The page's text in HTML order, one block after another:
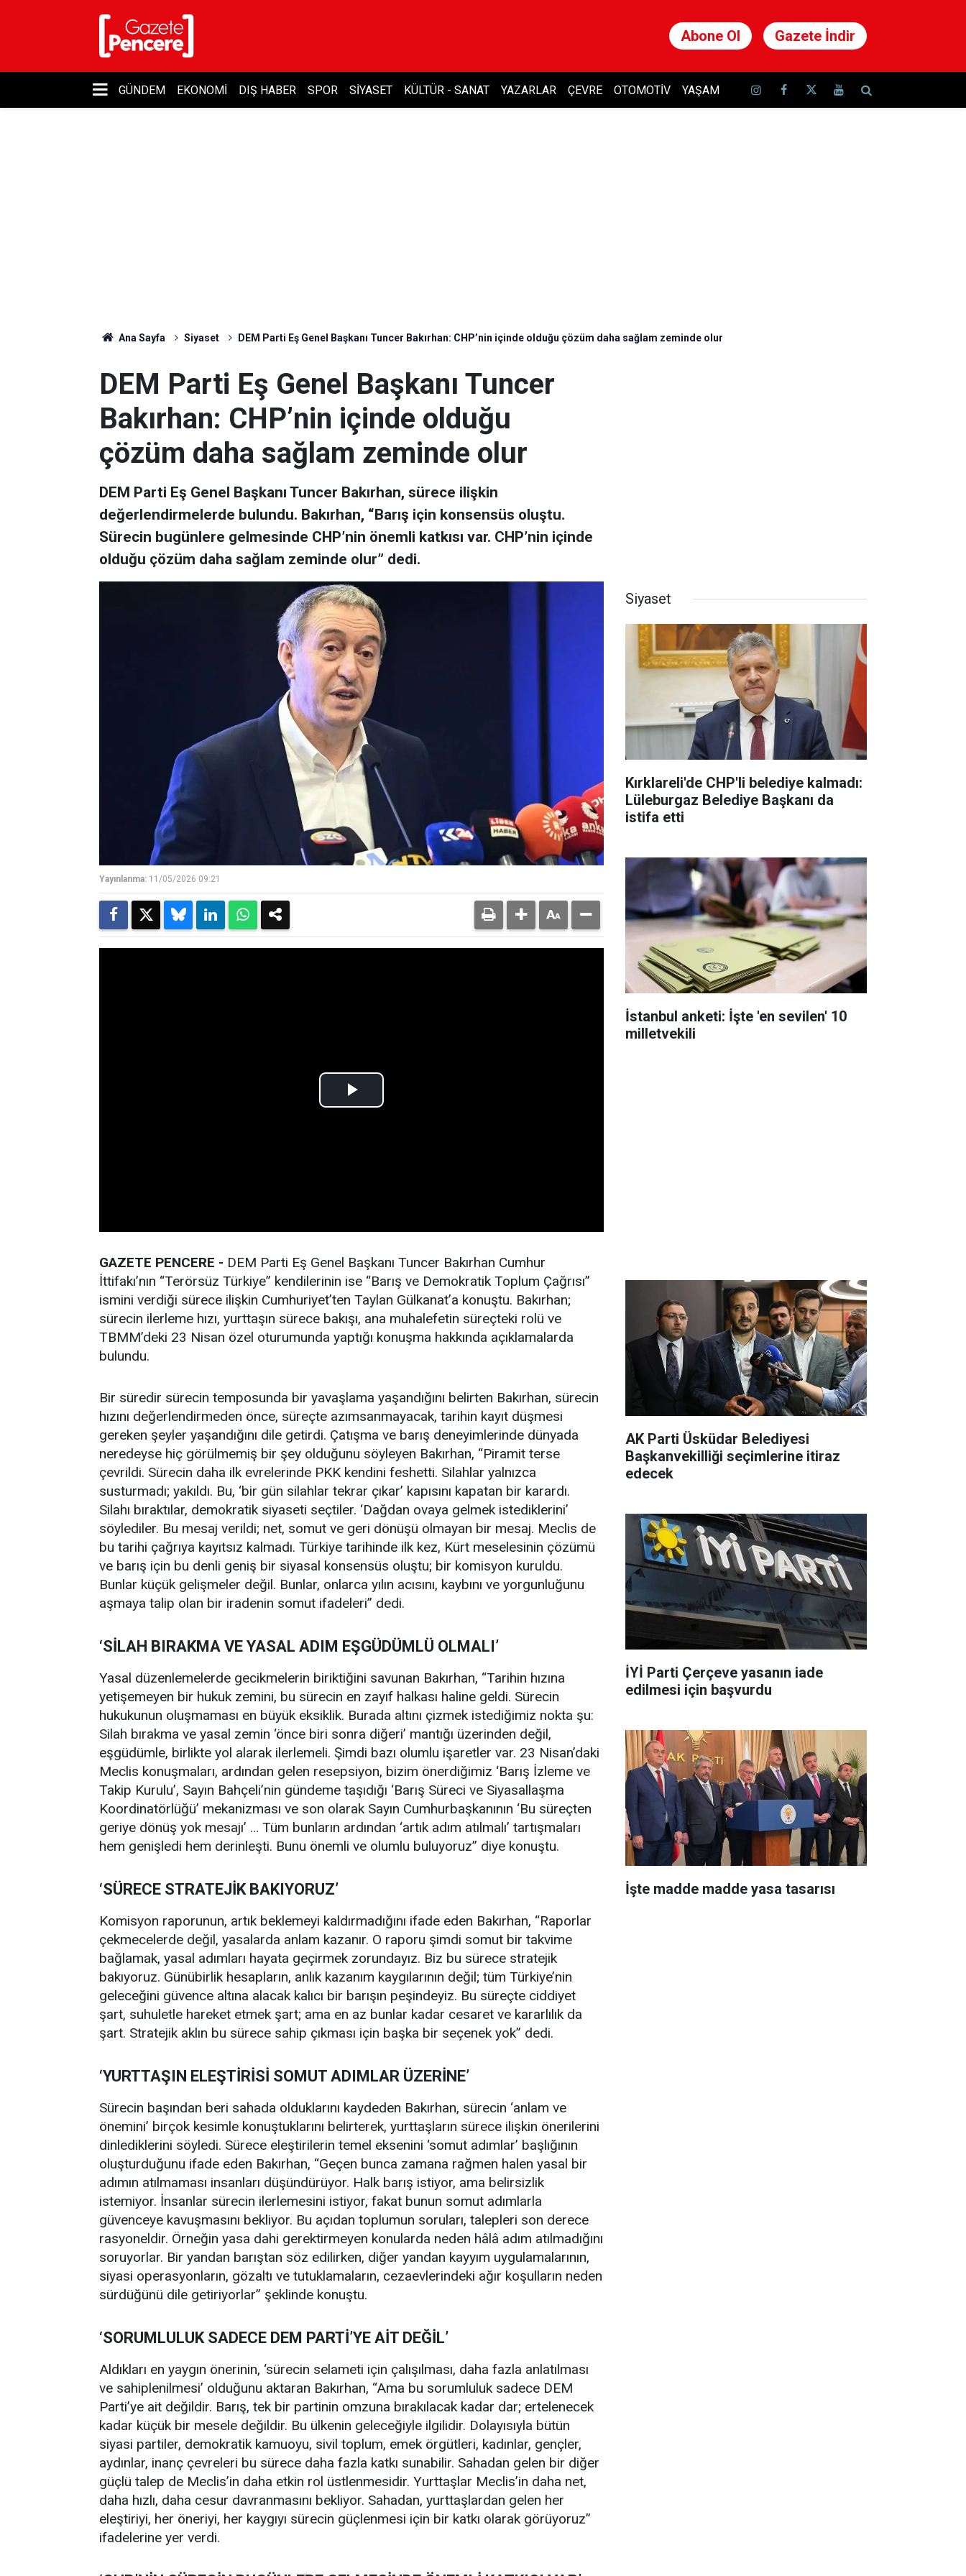
Abone Ol Gazete İndir
GÜNDEM EKONOMI DIŞ HABER SPOR SIYASET KÜLTÜR - SANAT YAZARLAR ÇEVRE OTOMOTIV YAŞAM
Ana Sayfa Siyaset DEM Parti Eş Genel Başkanı Tuncer Bakırhan: CHP’nin içinde olduğu çözüm daha sağlam zeminde olur
DEM Parti Eş Genel Başkanı Tuncer
Bakırhan: CHP’nin içinde olduğu
çözüm daha sağlam zeminde olur
DEM Parti Eş Genel Başkanı Tuncer Bakırhan, sürece ilişkin
değerlendirmelerde bulundu. Bakırhan, “Barış için konsensüs oluştu.
Sürecin bugünlere gelmesinde CHP’nin önemli katkısı var. CHP’nin içinde
olduğu çözüm daha sağlam zeminde olur” dedi.
Yayınlanma: 11/05/2026 09:21
GAZETE PENCERE - DEM Parti Eş Genel Başkanı Tuncer Bakırhan Cumhur
İttifakı’nın “Terörsüz Türkiye” kendilerinin ise “Barış ve Demokratik Toplum Çağrısı”
ismini verdiği sürece ilişkin Cumhuriyet’ten Taylan Gülkanat’a konuştu. Bakırhan;
sürecin ilerleme hızı, yurttaşın sürece bakışı, ana muhalefetin süreçteki rolü ve
TBMM’deki 23 Nisan özel oturumunda yaptığı konuşma hakkında açıklamalarda
bulundu.
Bir süredir sürecin temposunda bir yavaşlama yaşandığını belirten Bakırhan, sürecin
hızını değerlendirmeden önce, süreçte azımsanmayacak, tarihin kayıt düşmesi
gereken şeyler yaşandığını dile getirdi. Çatışma ve barış deneyimlerinde dünyada
neredeyse hiç görülmemiş bir şey olduğunu söyleyen Bakırhan, “Piramit terse
çevrildi. Sürecin daha ilk evrelerinde PKK kendini feshetti. Silahlar yalnızca
susturmadı; yakıldı. Bu, ‘bir gün silahlar tekrar çıkar’ kapısını kapatan bir karardı.
Silahı bıraktılar, demokratik siyaseti seçtiler. ‘Dağdan ovaya gelmek istediklerini’
söylediler. Bu mesaj verildi; net, somut ve geri dönüşü olmayan bir mesaj. Meclis de
bu tarihi çağrıya kayıtsız kalmadı. Türkiye tarihinde ilk kez, Kürt meselesinin çözümü
ve barış için bu denli geniş bir siyasal konsensüs oluştu; bir komisyon kuruldu.
Bunlar küçük gelişmeler değil. Bunlar, onlarca yılın acısını, kaybını ve yorgunluğunu
aşmaya talip olan bir iradenin somut ifadeleri” dedi.
‘SİLAH BIRAKMA VE YASAL ADIM EŞGÜDÜMLÜ OLMALI’
Yasal düzenlemelerde gecikmelerin biriktiğini savunan Bakırhan, “Tarihin hızına
yetişemeyen bir hukuk zemini, bu sürecin en zayıf halkası haline geldi. Sürecin
hukukunun oluşmaması en büyük eksiklik. Burada altını çizmek istediğimiz nokta şu:
Silah bırakma ve yasal zemin ‘önce biri sonra diğeri’ mantığı üzerinden değil,
eşgüdümle, birlikte yol alarak ilerlemeli. Şimdi bazı olumlu işaretler var. 23 Nisan’daki
Meclis konuşmaları, ardından gelen resepsiyon, bizim önerdiğimiz ‘Barış İzleme ve
Takip Kurulu’, Sayın Bahçeli’nin gündeme taşıdığı ‘Barış Süreci ve Siyasallaşma
Koordinatörlüğü’ mekanizması ve son olarak Sayın Cumhurbaşkanının ‘Bu süreçten
geriye dönüş yok mesajı’ … Tüm bunların ardından ‘artık adım atılmalı’ tartışmaları
hem genişledi hem derinleşti. Bunu önemli ve olumlu buluyoruz” diye konuştu.
‘SÜRECE STRATEJİK BAKIYORUZ’
Komisyon raporunun, artık beklemeyi kaldırmadığını ifade eden Bakırhan, “Raporlar
çekmecelerde değil, yasalarda anlam kazanır. O raporu şimdi somut bir takvime
bağlamak, yasal adımları hayata geçirmek zorundayız. Biz bu sürece stratejik
bakıyoruz. Günübirlik hesapların, anlık kazanım kaygılarının değil; tüm Türkiye’nin
geleceğini güvence altına alacak kalıcı bir barışın peşindeyiz. Bu süreçte ciddiyet
şart, suhuletle hareket etmek şart; ama en az bunlar kadar cesaret ve kararlılık da
şart. Stratejik aklın bu sürece sahip çıkması için başka bir seçenek yok” dedi.
‘YURTTAŞIN ELEŞTİRİSİ SOMUT ADIMLAR ÜZERİNE’
Sürecin başından beri sahada olduklarını kaydeden Bakırhan, sürecin ‘anlam ve
önemini’ birçok kesimle konuştuklarını belirterek, yurttaşların sürece ilişkin önerilerini
dinlediklerini söyledi. Sürece eleştirilerin temel eksenini ‘somut adımlar’ başlığının
oluşturduğunu ifade eden Bakırhan, “Geçen bunca zamana rağmen halen yasal bir
adımın atılmaması insanları düşündürüyor. Halk barış istiyor, ama belirsizlik
istemiyor. İnsanlar sürecin ilerlemesini istiyor, fakat bunun somut adımlarla
güvenceye kavuşmasını bekliyor. Bu açıdan toplumun soruları, talepleri son derece
rasyoneldir. Örneğin yasa dahi gerektirmeyen konularda neden hâlâ adım atılmadığını
soruyorlar. Bir yandan barıştan söz edilirken, diğer yandan kayyım uygulamalarının,
siyasi operasyonların, gözaltı ve tutuklamaların, cezaevlerindeki ağır koşulların neden
sürdüğünü dile getiriyorlar” şeklinde konuştu.
‘SORUMLULUK SADECE DEM PARTİ’YE AİT DEĞİL’
Aldıkları en yaygın önerinin, ‘sürecin selameti için çalışılması, daha fazla anlatılması
ve sahiplenilmesi’ olduğunu aktaran Bakırhan, “Ama bu sorumluluk sadece DEM
Parti’ye ait değildir. Barış, tek bir partinin omzuna bırakılacak kadar dar; ertelenecek
kadar küçük bir mesele değildir. Bu ülkenin geleceğiyle ilgilidir. Dolayısıyla bütün
siyasi partiler, demokratik kamuoyu, sivil toplum, emek örgütleri, kadınlar, gençler,
aydınlar, inanç çevreleri bu sürece daha fazla katkı sunabilir. Sahadan gelen bir diğer
güçlü talep de Meclis’in daha etkin rol üstlenmesidir. Yurttaşlar Meclis’in daha net,
daha hızlı, daha cesur davranmasını bekliyor. Sahadan, yurttaşlardan gelen her
eleştiriyi, her öneriyi, her kaygıyı sürecin güçlenmesi için bir katkı olarak görüyoruz”
ifadelerine yer verdi.
Siyaset
Kırklareli'de CHP'li belediye kalmadı:
Lüleburgaz Belediye Başkanı da
istifa etti
İstanbul anketi: İşte 'en sevilen' 10
milletvekili
AK Parti Üsküdar Belediyesi
Başkanvekilliği seçimlerine itiraz
edecek
İYİ Parti Çerçeve yasanın iade
edilmesi için başvurdu
İşte madde madde yasa tasarısı